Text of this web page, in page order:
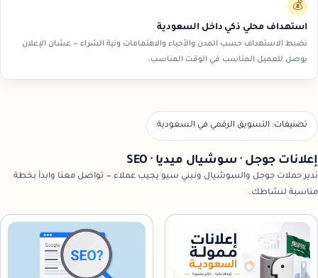
💰
استهداف محلي ذكي داخل السعودية
نضبط الاستهداف حسب المدن والأحياء والاهتمامات ونية الشراء — عشان الإعلان
يوصل للعميل المناسب في الوقت المناسب.
تصنيفات: التسويق الرقمي في السعودية
إعلانات جوجل · سوشيال ميديا · SEO
ندير حملات جوجل والسوشيال ونبني سيو يجيب عملاء — تواصل معنا وابدأ بخطة
مناسبة لنشاطك.